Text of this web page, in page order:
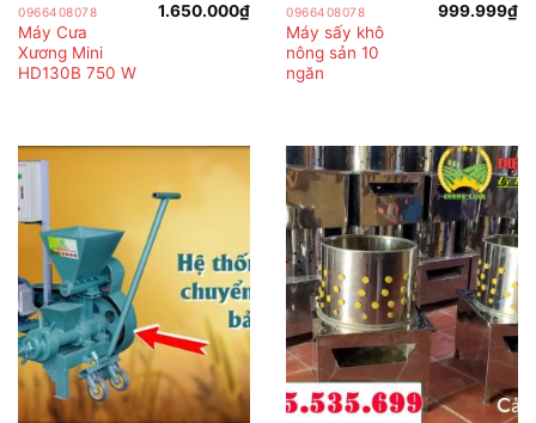
0966408078
Máy Cưa
Xương Mini
HD130B 750 W
1.650.000₫ 0966408078
Máy sấy khô
nông sản 10
ngăn
999.999₫